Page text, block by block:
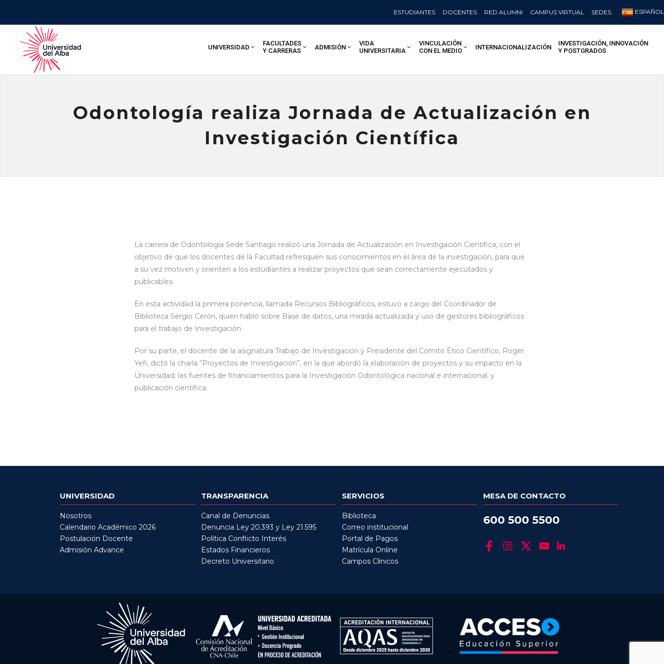
ESTUDIANTES DOCENTES RED ALUMNI CAMPUS VIRTUAL SEDES ESPAÑOL
UNIVERSIDAD
FACULTADES
Y CARRERAS
ADMISIÓN
VIDA
UNIVERSITARIA
VINCULACIÓN
CON EL MEDIO
INTERNACIONALIZACIÓN
INVESTIGACIÓN, INNOVACIÓN
Y POSTGRADOS
Odontología realiza Jornada de Actualización en
Investigación Científica
La carrera de Odontología Sede Santiago realizó una Jornada de Actualización en Investigación Científica, con el
objetivo de que los docentes de la Facultad refresquen sus conocimientos en el área de la investigación, para que
a su vez motiven y orienten a los estudiantes a realizar proyectos que sean correctamente ejecutados y
publicables.
En esta actividad la primera ponencia, llamada Recursos Bibliográficos, estuvo a cargo del Coordinador de
Biblioteca Sergio Cerón, quien habló sobre Base de datos, una mirada actualizada y uso de gestores bibliográficos
para el trabajo de Investigación.
Por su parte, el docente de la asignatura Trabajo de Investigación y Presidente del Comité Ético Científico, Roger
Yefi, dictó la charla “Proyectos de Investigación”, en la que abordó la elaboración de proyectos y su impacto en la
Universidad; las fuentes de financiamientos para la Investigación Odontológica nacional e internacional; y
publicación científica.
UNIVERSIDAD
Nosotros
Calendario Académico 2026
Postulación Docente
Admisión Advance
TRANSPARENCIA
Canal de Denuncias
Denuncia Ley 20.393 y Ley 21.595
Política Conflicto Interés
Estados Financieros
Decreto Universitario
SERVICIOS
Biblioteca
Correo institucional
Portal de Pagos
Matrícula Online
Campos Clínicos
MESA DE CONTACTO
600 500 5500